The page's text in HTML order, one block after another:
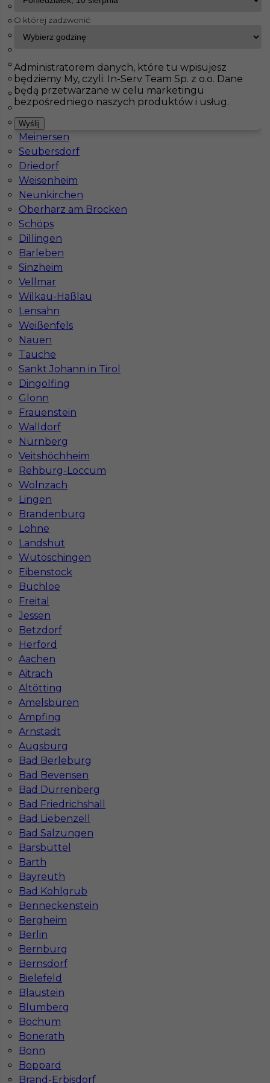
InServ Oferty pracy
Pokaż filtr
Maintal
Haiterbach
Badendorf
Pasenbach
Klettgau
Thale
Bisingen
Schorndorf
Meinersen
Seubersdorf
Driedorf
Weisenheim
Neunkirchen
Oberharz am Brocken
Schöps
Dillingen
Barleben
Sinzheim
Vellmar
Wilkau-Haßlau
Lensahn
Weißenfels
Nauen
Tauche
Sankt Johann in Tirol
Dingolfing
Glonn
Frauenstein
Walldorf
Nürnberg
Veitshöchheim
Rehburg-Loccum
Wolnzach
Lingen
Brandenburg
Lohne
Landshut
Wutöschingen
Eibenstock
Buchloe
Freital
Jessen
Betzdorf
Herford
Aachen
Aitrach
Altötting
Amelsbüren
Ampfing
Arnstadt
Augsburg
Bad Berleburg
Bad Bevensen
Bad Dürrenberg
Bad Friedrichshall
Bad Liebenzell
Bad Salzungen
Barsbüttel
Barth
Bayreuth
Bad Kohlgrub
Benneckenstein
Bergheim
Berlin
Bernburg
Bernsdorf
Bielefeld
Blaustein
Blumberg
Bochum
Bonerath
Bonn
Boppard
Brand-Erbisdorf
Praca regipsiarz Niemcy
Kategoria Prace wykończeniowe
Lokalizacja Niemcy
Wymagane języki
Stawka 14 - 16 € / h
Regipsiarz praca w Niemczech
Kategoria Prace wykończeniowe
Lokalizacja Niemcy , Mosebach
Wymagane języki
Stawka 14 - 16 € / h
Regipsiarz praca w Niemczech - od zaraz!
Kategoria Prace wykończeniowe
Lokalizacja Niemcy
Wymagane języki
Stawka 14 - 16 € / h
Regipsiarz Niemcy - praca od zaraz!
Kategoria Prace budowlane
Monter Płyt GK
Lokalizacja Niemcy
Wymagane języki
Stawka
14 - 16 € / h
1
Znaleziono 4 wyników
O której zadzwonić:
Administratorem danych, które tu wpisujesz
będziemy My, czyli: In-Serv Team Sp. z o.o. Dane
będą przetwarzane w celu marketingu
bezpośredniego naszych produktów i usług.
Wyślij